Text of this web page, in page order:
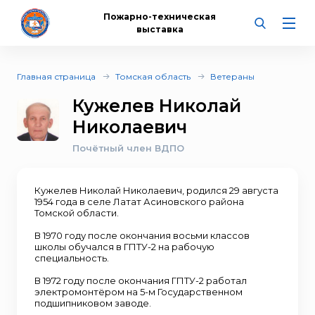
Пожарно-техническая
выставка
Главная страница Томская область Ветераны
Кужелев Николай
Николаевич
Почётный член ВДПО
Кужелев Николай Николаевич, родился 29 августа
1954 года в селе Латат Асиновского района
Томской области.
В 1970 году после окончания восьми классов
школы обучался в ГПТУ-2 на рабочую
специальность.
В 1972 году после окончания ГПТУ-2 работал
электромонтёром на 5-м Государственном
подшипниковом заводе.